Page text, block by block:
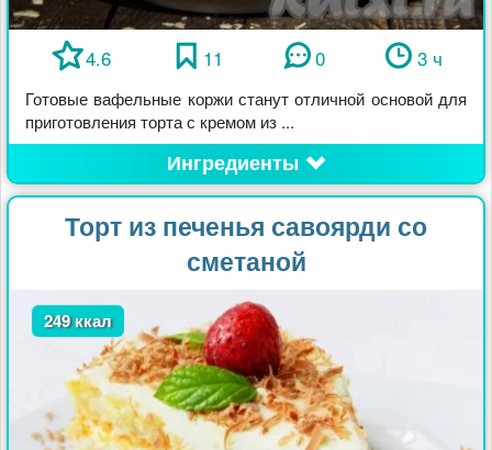
4.6 11 0 3 ч
Готовые вафельные коржи станут отличной основой для
приготовления торта с кремом из ...
Ингредиенты
Торт из печенья савоярди со
сметаной
249 ккал